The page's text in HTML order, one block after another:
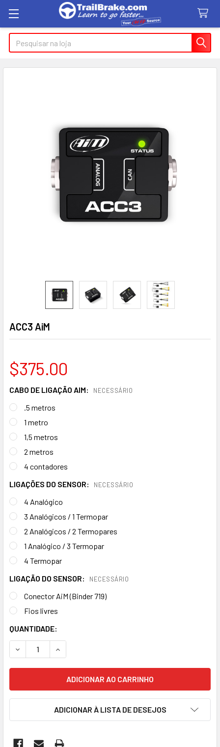
Pesquisar
ACC3 AiM
$375.00
CABO DE LIGAÇÃO AIM: NECESSÁRIO
.5 metros
1 metro
1,5 metros
2 metros
4 contadores
LIGAÇÕES DO SENSOR:
NECESSÁRIO
4 Analógico
3 Analógicos / 1 Termopar
2 Analógicos / 2 Termopares
1 Analógico / 3 Termopar
4 Termopar
LIGAÇÃO DO SENSOR:
NECESSÁRIO
Conector AiM (Binder 719)
Fios livres
ESTOQUE
ATUAL:
QUANTIDADE:
DIMINUIR A QUANTIDADE DE ACC3 AIM
AUMENTAR A QUANTIDADE DE ACC3 AIM
ADICIONAR À LISTA DE DESEJOS